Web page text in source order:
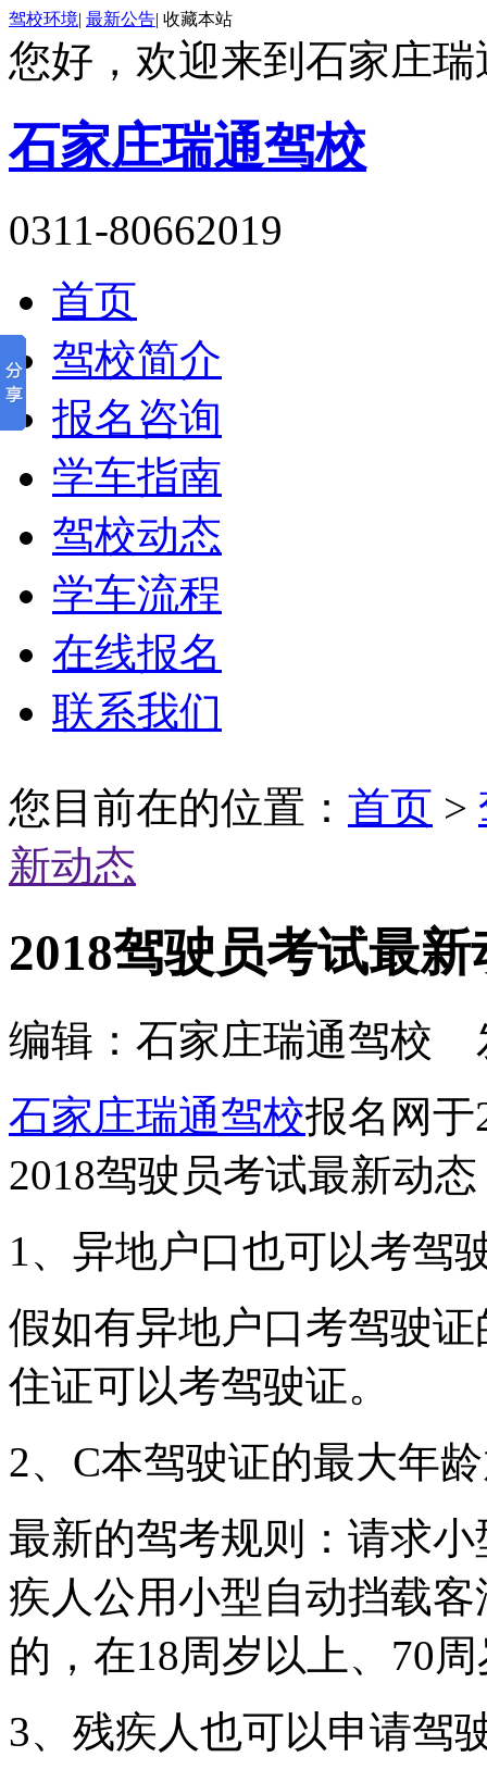
驾校环境| 最新公告| 收藏本站
您好，欢迎来到石家庄
石家庄瑞通驾校
0311-80662019
首页
驾校简介
报名咨询
学车指南
驾校动态
学车流程
在线报名
联系我们
您目前在的位置： 首页 >
新动态
2018驾驶员考试最新
编辑：石家庄瑞通驾校
石家庄瑞通驾校报名网于
2018驾驶员考试最新动
1、异地户口也可以考驾
假如有异地户口考驾驶
住证可以考驾驶证。
2、C本驾驶证的最大年
最新的驾考规则：请求
疾人公用小型自动挡载
的，在18周岁以上、70
3、残疾人也可以申请驾